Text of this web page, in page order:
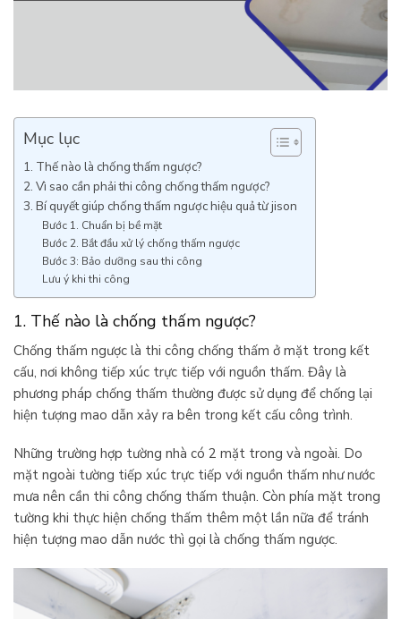
Mục lục
1. Thế nào là chống thấm ngược?
2. Vì sao cần phải thi công chống thấm ngược?
3. Bí quyết giúp chống thấm ngược hiệu quả từ jison
Bước 1. Chuẩn bị bề mặt
Bước 2. Bắt đầu xử lý chống thấm ngược
Bước 3: Bảo dưỡng sau thi công
Lưu ý khi thi công
1. Thế nào là chống thấm ngược?
Chống thấm ngược là thi công chống thấm ở mặt trong kết
cấu, nơi không tiếp xúc trực tiếp với nguồn thấm. Đây là
phương pháp chống thấm thường được sử dụng để chống lại
hiện tượng mao dẫn xảy ra bên trong kết cấu công trình.
Những trường hợp tường nhà có 2 mặt trong và ngoài. Do
mặt ngoài tường tiếp xúc trực tiếp với nguồn thấm như nước
mưa nên cần thi công chống thấm thuận. Còn phía mặt trong
tường khi thực hiện chống thấm thêm một lần nữa để tránh
hiện tượng mao dẫn nước thì gọi là chống thấm ngược.